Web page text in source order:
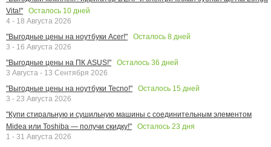
Vita!"
Осталось 10 дней
4 - 18 Августа 2026
"Выгодные цены на ноутбуки Acer!"
Осталось 8 дней
3 - 16 Августа 2026
"Выгодные цены на ПК ASUS!"
Осталось 36 дней
3 Августа - 13 Сентября 2026
"Выгодные цены на ноутбуки Tecno!"
Осталось 15 дней
3 - 23 Августа 2026
"Купи стиральную и сушильную машины с соединительным элементом
Midea или Toshiba — получи скидку!"
Осталось 23 дня
1 - 31 Августа 2026